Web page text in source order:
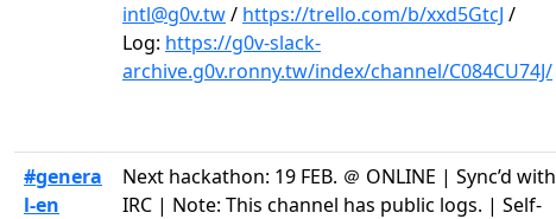
intl@g0v.tw/ https://trello.com/b/xxd5GtcJ /
Log: https://g0v-slack-
archive.g0v.ronny.tw/index/channel/C084CU74J/
#genera
l-en
Next hackathon: 19 FEB. ＠ ONLINE | Sync’d with
IRC | Note: This channel has public logs. | Self-